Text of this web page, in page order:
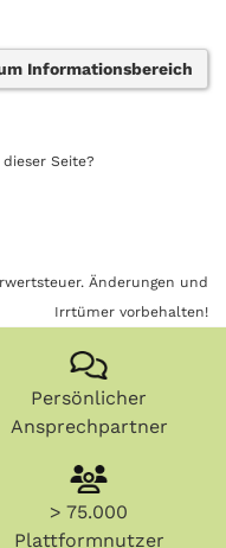
Informationsbereich
Seite?
Änderungen und
Irrtümer vorbehalten!
Persönlicher
Ansprechpartner
> 75.000
Plattformnutzer